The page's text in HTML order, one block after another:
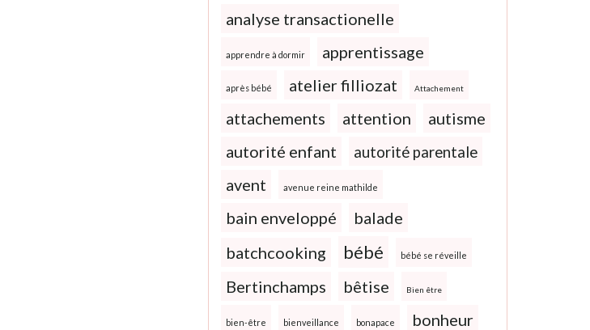
analyse transactionelle
apprendre à dormir apprentissage
après bébé atelier filliozat Attachement
attachements attention
autisme
autorité enfant
autorité parentale
avent avenue reine mathilde
bain enveloppé
balade
batchcooking
bébé bébé se réveille
Bertinchamps bêtise Bien être
bien-être bienveillance bonapace bonheur